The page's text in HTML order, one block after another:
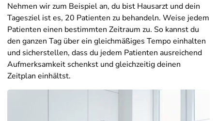
Nehmen wir zum Beispiel an, du bist Hausarzt und dein
Tagesziel ist es, 20 Patienten zu behandeln. Weise jedem
Patienten einen bestimmten Zeitraum zu. So kannst du
den ganzen Tag über ein gleichmäßiges Tempo einhalten
und sicherstellen, dass du jedem Patienten ausreichend
Aufmerksamkeit schenkst und gleichzeitig deinen
Zeitplan einhältst.